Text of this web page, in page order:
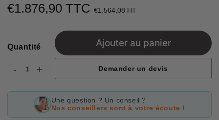
€1.876,90 TTC €1.564,08 HT
Quantité
- +
Ajouter au panier
Demander un devis
Une question ? Un conseil ?
Nos conseillers sont à votre écoute !